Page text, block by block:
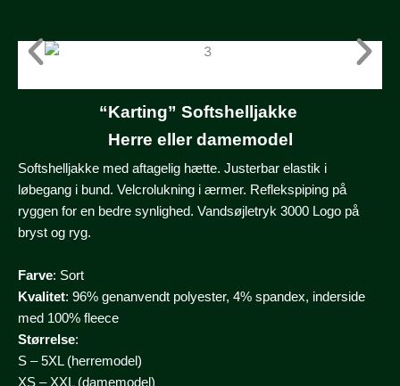
“Karting” Softshelljakke
Herre eller damemodel
Softshelljakke med aftagelig hætte. Justerbar elastik i
løbegang i bund. Velcrolukning i ærmer. Reflekspiping på
ryggen for en bedre synlighed. Vandsøjletryk 3000 Logo på
bryst og ryg.
Farve: Sort
Kvalitet: 96% genanvendt polyester, 4% spandex, inderside
med 100% fleece
Størrelse:
S – 5XL (herremodel)
XS – XXL (damemodel)